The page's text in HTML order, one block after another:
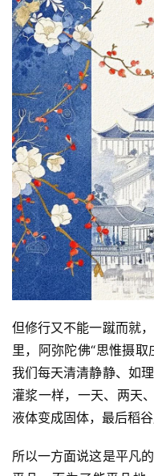
八
点
僧
音
高
僧
访
谈
心
乐
菩
提
专
题
公
益
善
但修行又不能一蹴而就
里，阿弥陀佛“思惟摄取
我们每天清清静静、如
灌浆一样，一天、两天
液体变成固体，最后稻
所以一方面说这是平凡